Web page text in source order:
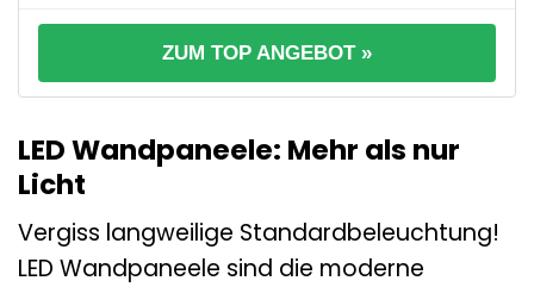
ZUM TOP ANGEBOT »
LED Wandpaneele: Mehr als nur
Licht
Vergiss langweilige Standardbeleuchtung!
LED Wandpaneele sind die moderne